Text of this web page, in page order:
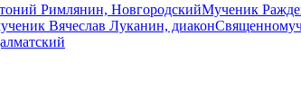
Римлянин, НовгородскийМученик
Вячеслав Луканин, диакон